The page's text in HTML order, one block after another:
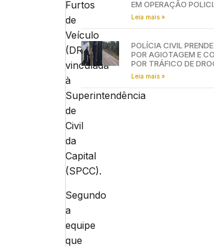
Furtos
de
Veículo
(DRFV),
vinculada
à
Superintendência
de
Civil
da
Capital
(SPCC).
Segundo
a
equipe
que
EM OPERAÇÃO
Leia mais »
POLÍCIA CIVIL
POR AGIOTAGEM E
POR TRÁFICO DE
Leia mais »